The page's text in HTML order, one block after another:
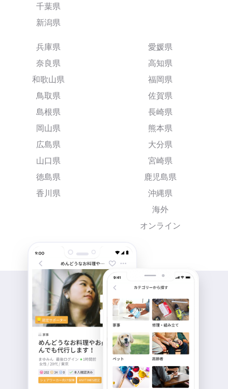
千葉県
新潟県
兵庫県
奈良県
和歌山県
鳥取県
島根県
岡山県
広島県
山口県
徳島県
香川県
愛媛県
高知県
福岡県
佐賀県
長崎県
熊本県
大分県
宮崎県
鹿児島県
沖縄県
海外
オンライン